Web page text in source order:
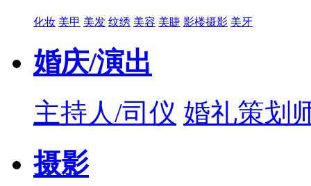
化妆 美甲 美发 纹绣 美容 美睫 影楼摄影 美牙
婚庆/演出
主持人/司仪 婚礼策划
摄影